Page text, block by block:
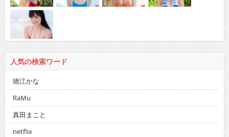
人気の検索ワード
徳江かな
RaMu
真田まこと
netflix